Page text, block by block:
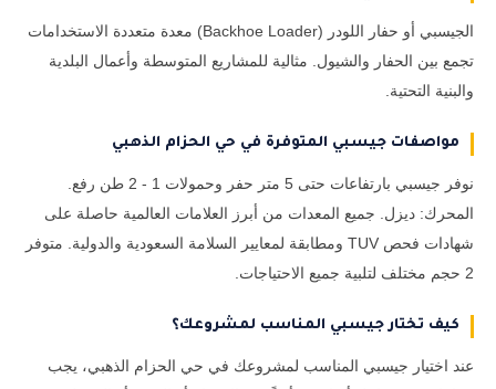
الجيسبي أو حفار اللودر (Backhoe Loader) معدة متعددة الاستخدامات
تجمع بين الحفار والشيول. مثالية للمشاريع المتوسطة وأعمال البلدية
والبنية التحتية.
مواصفات جيسبي المتوفرة في حي الحزام الذهبي
نوفر جيسبي بارتفاعات حتى 5 متر حفر وحمولات 1 - 2 طن رفع.
المحرك: ديزل. جميع المعدات من أبرز العلامات العالمية حاصلة على
شهادات فحص TUV ومطابقة لمعايير السلامة السعودية والدولية. متوفر
2 حجم مختلف لتلبية جميع الاحتياجات.
كيف تختار جيسبي المناسب لمشروعك؟
عند اختيار جيسبي المناسب لمشروعك في حي الحزام الذهبي، يجب